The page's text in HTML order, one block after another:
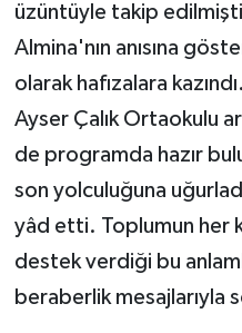
üzüntüyle takip
Almina'nın anısına
olarak hafızalara kazındı.
Ayser Çalık Ortaokulu
de programda hazır
son yolculuğuna
yâd etti. Toplumun her
destek verdiği bu
beraberlik mesajlarıyla